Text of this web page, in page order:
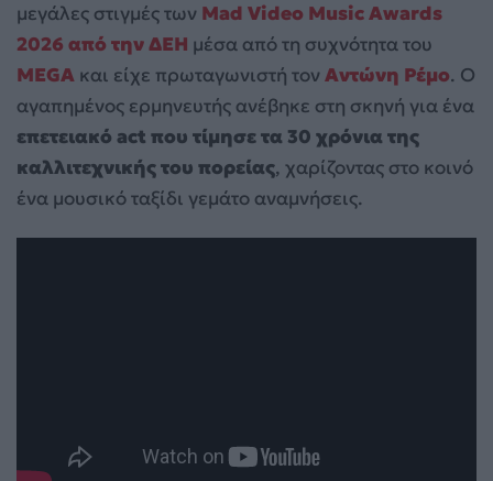
μεγάλες στιγμές των Mad Video Music Awards
2026 από την ΔΕΗ μέσα από τη συχνότητα του
MEGA και είχε πρωταγωνιστή τονΑντώνη Ρέμο. Ο
αγαπημένος ερμηνευτής ανέβηκε στη σκηνή για ένα
επετειακό act που τίμησε τα 30 χρόνια της
καλλιτεχνικής του πορείας, χαρίζοντας στο κοινό
ένα μουσικό ταξίδι γεμάτο αναμνήσεις.